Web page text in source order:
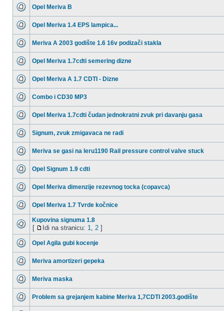
Opel Meriva B
Opel Meriva 1.4 EPS lampica...
Meriva A 2003 godište 1.6 16v podizači stakla
Opel Meriva 1.7cdti semering dizne
Opel Meriva A 1.7 CDTI - Dizne
Combo i CD30 MP3
Opel Meriva 1.7cdti čudan jednokratni zvuk pri davanju gasa
Signum, zvuk zmigavaca ne radi
Meriva se gasi na leru1190 Rail pressure control valve stuck
Opel Signum 1.9 cdti
Opel Meriva dimenzije rezevnog tocka (copavca)
Opel Meriva 1.7 Tvrde kočnice
Kupovina signuma 1.8
[ Idi na stranicu: 1, 2 ]
Opel Agila gubi kocenje
Meriva amortizeri gepeka
Meriva maska
Problem sa grejanjem kabine Meriva 1,7CDTI 2003.godište